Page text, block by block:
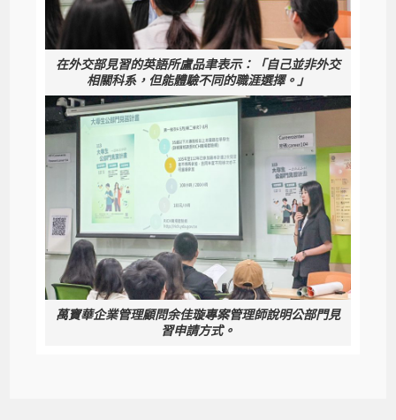
在外交部見習的英語所盧品聿表示：「自己並非外交
相關科系，但能體驗不同的職涯選擇。」
萬寶華企業管理顧問余佳璇專案管理師說明公部門見
習申請方式。